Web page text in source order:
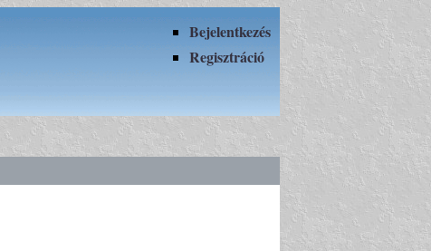
Bejelentkezés
Regisztráció